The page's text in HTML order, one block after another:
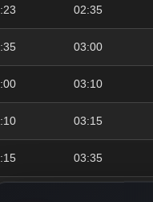
02:35
03:00
03:10
03:15
03:35